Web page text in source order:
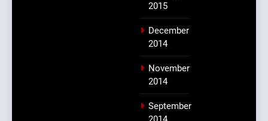
2015
December
2014
November
2014
September